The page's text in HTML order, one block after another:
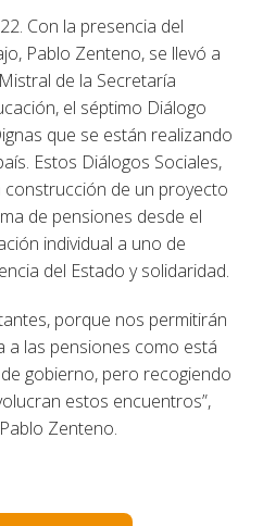
Con la presencia del
Pablo Zenteno, se llevó a
de la Secretaría
el séptimo Diálogo
que se están realizando
Estos Diálogos Sociales,
de un proyecto
de pensiones desde el
individual a uno de
del Estado y solidaridad.
porque nos permitirán
a las pensiones como está
gobierno, pero recogiendo
estos encuentros”,
Zenteno.